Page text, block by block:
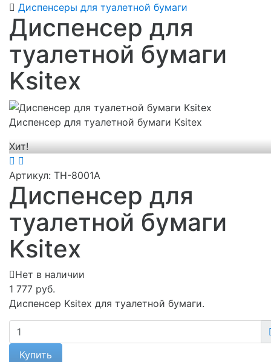
Диспенсеры для туалетной бумаги
Диспенсер для
туалетной бумаги
Ksitex
Диспенсер для туалетной бумаги Ksitex
Хит!
Артикул: TH-8001A
Диспенсер для
туалетной бумаги
Ksitex
Нет в наличии
1 777 руб.
Диспенсер Ksitex для туалетной бумаги.
Купить